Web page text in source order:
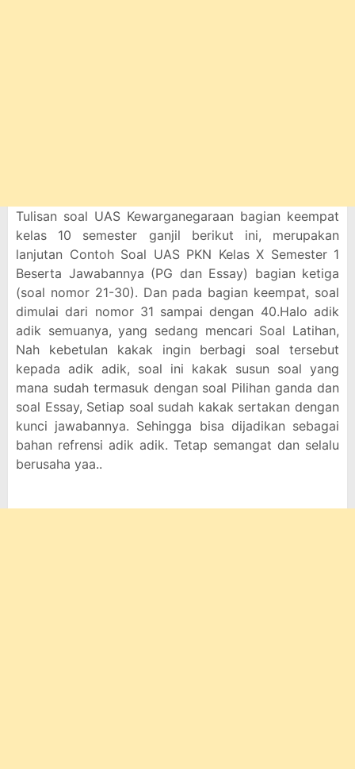
Tulisan soal UAS Kewarganegaraan bagian keempat
kelas 10 semester ganjil berikut ini, merupakan
lanjutan Contoh Soal UAS PKN Kelas X Semester 1
Beserta Jawabannya (PG dan Essay) bagian ketiga
(soal nomor 21-30). Dan pada bagian keempat, soal
dimulai dari nomor 31 sampai dengan 40.Halo adik
adik semuanya, yang sedang mencari Soal Latihan,
Nah kebetulan kakak ingin berbagi soal tersebut
kepada adik adik, soal ini kakak susun soal yang
mana sudah termasuk dengan soal Pilihan ganda dan
soal Essay, Setiap soal sudah kakak sertakan dengan
kunci jawabannya. Sehingga bisa dijadikan sebagai
bahan refrensi adik adik. Tetap semangat dan selalu
berusaha yaa..